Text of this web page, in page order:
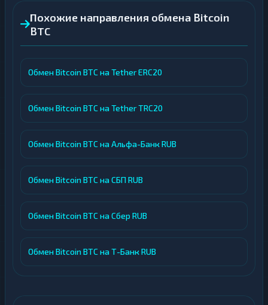
Похожие направления обмена Bitcoin
BTC
Обмен Bitcoin BTC на Tether ERC20
Обмен Bitcoin BTC на Tether TRC20
Обмен Bitcoin BTC на Альфа-Банк RUB
Обмен Bitcoin BTC на СБП RUB
Обмен Bitcoin BTC на Сбер RUB
Обмен Bitcoin BTC на Т-Банк RUB